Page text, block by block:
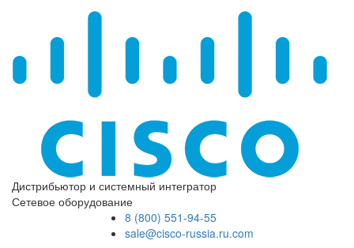
Дистрибьютор и системный интегратор
Сетевое оборудование
8 (800) 551-94-55
sale@cisco-russia.ru.com